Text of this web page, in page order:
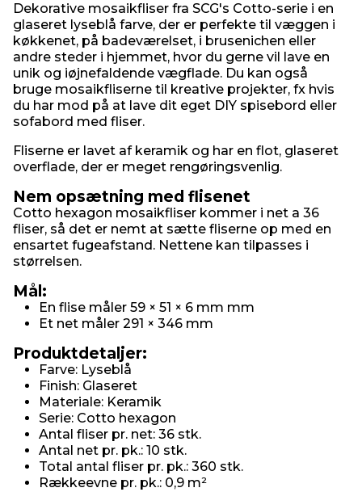
Dekorative mosaikfliser fra SCG's Cotto-serie i en
glaseret lyseblå farve, der er perfekte til væggen i
køkkenet, på badeværelset, i brusenichen eller
andre steder i hjemmet, hvor du gerne vil lave en
unik og iøjnefaldende vægflade. Du kan også
bruge mosaikfliserne til kreative projekter, fx hvis
du har mod på at lave dit eget DIY spisebord eller
sofabord med fliser.
Fliserne er lavet af keramik og har en flot, glaseret
overflade, der er meget rengøringsvenlig.
Nem opsætning med flisenet
Cotto hexagon mosaikfliser kommer i net a 36
fliser, så det er nemt at sætte fliserne op med en
ensartet fugeafstand. Nettene kan tilpasses i
størrelsen.
Mål:
En flise måler 59 × 51 × 6 mm mm
Et net måler 291 × 346 mm
Produktdetaljer:
Farve: Lyseblå
Finish: Glaseret
Materiale: Keramik
Serie: Cotto hexagon
Antal fliser pr. net: 36 stk.
Antal net pr. pk.: 10 stk.
Total antal fliser pr. pk.: 360 stk.
Rækkeevne pr. pk.: 0,9 m²